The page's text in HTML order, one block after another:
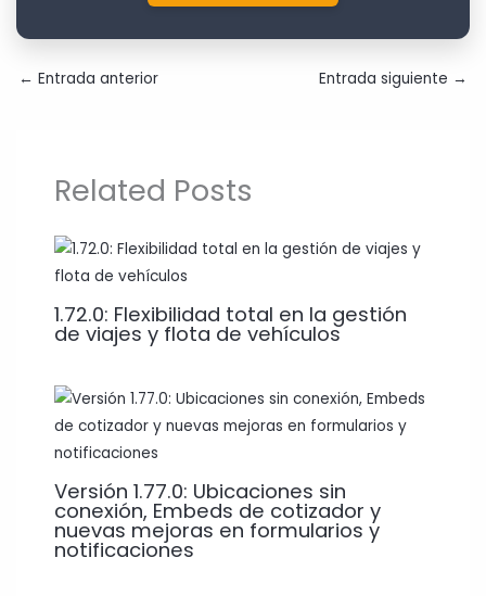
← Entrada anterior Entrada siguiente →
Related Posts
1.72.0: Flexibilidad total en la gestión
de viajes y flota de vehículos
Versión 1.77.0: Ubicaciones sin
conexión, Embeds de cotizador y
nuevas mejoras en formularios y
notificaciones